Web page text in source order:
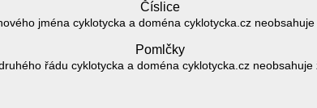
Číslice
jména cyklotycka a doména cyklotycka.cz neobsahuje
Pomlčky
řádu cyklotycka a doména cyklotycka.cz neobsahuje